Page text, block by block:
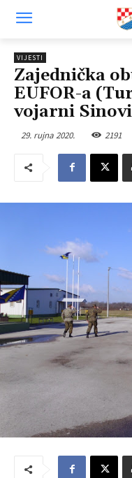
VIJESTI
Zajednička
EUFOR-a
vojarni
29. rujna 2020. 2191